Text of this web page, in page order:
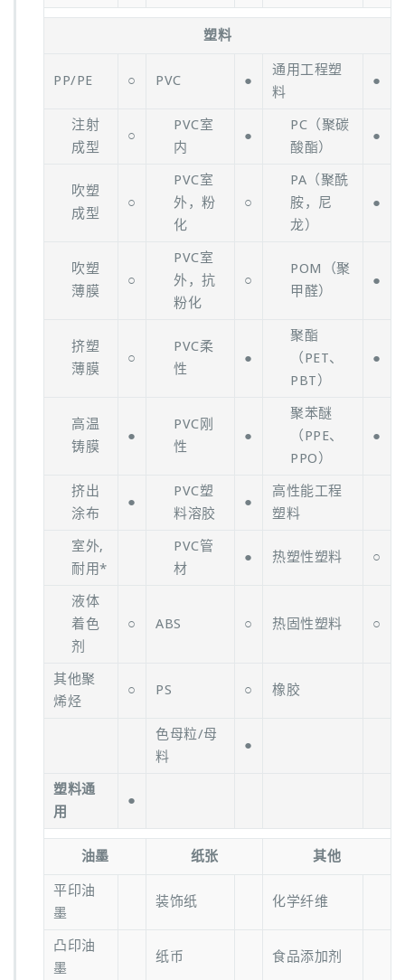
塑料
PP/PE ○ PVC ●
通用工程塑
料
●
注射
成型
○
PVC室
内
●
PC（聚碳
酸酯）
●
吹塑
成型
○
PVC室
外，粉
化
○
PA（聚酰
胺，尼
龙）
●
吹塑
薄膜
○
PVC室
外，抗
粉化
○
POM（聚
甲醛）
●
挤塑
薄膜
○
PVC柔
性
●
聚酯
（PET、
PBT）
●
高温
铸膜
●
PVC刚
性
●
聚苯醚
（PPE、
PPO）
●
挤出
涂布
●
PVC塑
料溶胶
●
高性能工程
塑料
室外,
耐用*
PVC管
材
● 热塑性塑料 ○
液体
着色
剂
○ ABS ○ 热固性塑料 ○
其他聚
烯烃
○ PS ○ 橡胶
色母粒/母
料
●
塑料通
用
●
油墨 纸张 其他
平印油
墨
装饰纸 化学纤维
凸印油
墨
纸币 食品添加剂